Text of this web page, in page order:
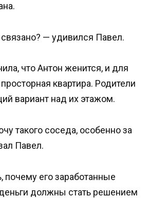
— удивился Павел.
что Антон женится, и для
квартира. Родители
вариант над их этажом.
такого соседа, особенно за
Павел.
почему его заработанные
должны стать решением